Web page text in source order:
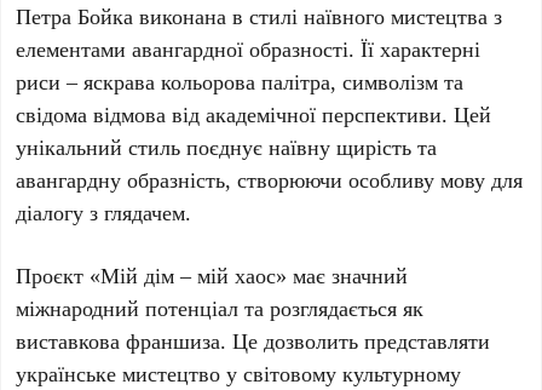
Петра Бойка виконана в стилі наївного мистецтва з
елементами авангардної образності. Її характерні
риси – яскрава кольорова палітра, символізм та
свідома відмова від академічної перспективи. Цей
унікальний стиль поєднує наївну щирість та
авангардну образність, створюючи особливу мову для
діалогу з глядачем.
Проєкт «Мій дім – мій хаос» має значний
міжнародний потенціал та розглядається як
виставкова франшиза. Це дозволить представляти
українське мистецтво у світовому культурному